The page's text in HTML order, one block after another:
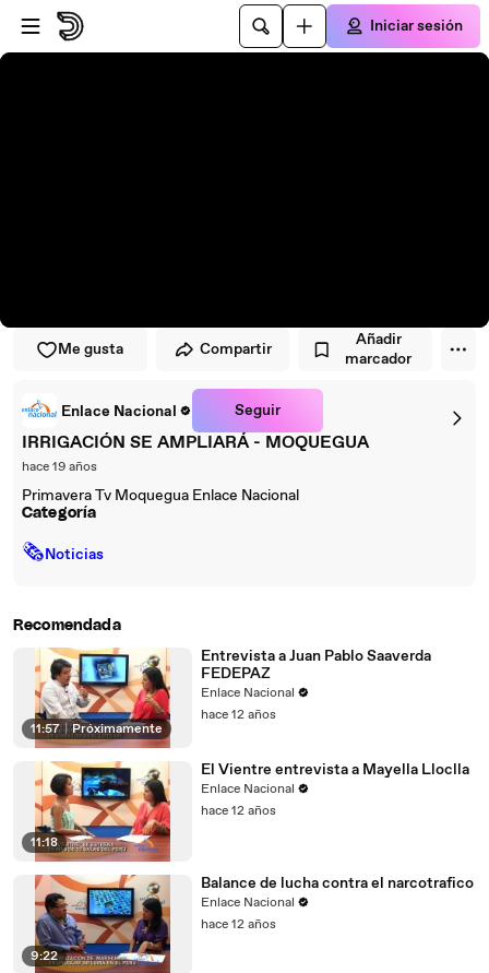
Saltar al reproductor
Saltar al contenido principal
Iniciar sesión
Me gusta Compartir
Añadir
marcador
Enlace Nacional Seguir
IRRIGACIÓN SE AMPLIARÁ - MOQUEGUA
hace 19 años
Primavera Tv Moquegua Enlace Nacional
Categoría
🗞Noticias
Recomendada
11:57 | Próximamente
Entrevista a Juan Pablo Saaverda
FEDEPAZ
Enlace Nacional
hace 12 años
11:18
El Vientre entrevista a Mayella Lloclla
Enlace Nacional
hace 12 años
9:22
Balance de lucha contra el narcotrafico
Enlace Nacional
hace 12 años